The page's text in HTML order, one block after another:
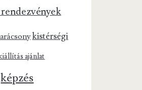
kistérségi
ajánlat
képzés